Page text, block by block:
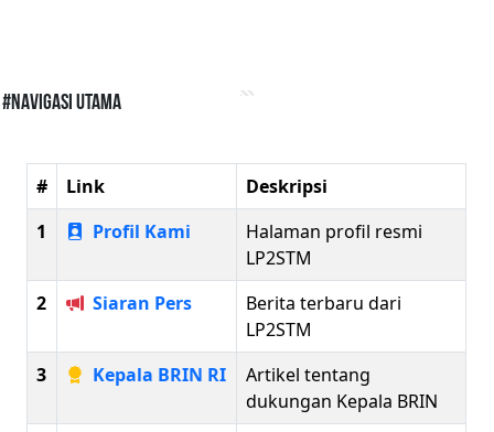
#Navigasi Utama
# Link
Deskripsi
1
Profil Kami
Halaman profil resmi
LP2STM
2
Siaran Pers
Berita terbaru dari
LP2STM
3
Kepala BRIN RI
Artikel tentang
dukungan Kepala BRIN